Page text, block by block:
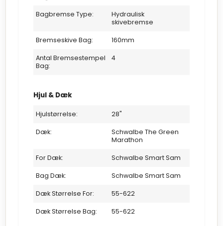
Bagbremse Type:
Hydraulisk
skivebremse
Bremseskive Bag: 160mm
Antal Bremsestempel
Bag:
4
Hjul & Dæk
Hjulstørrelse: 28"
Dæk:
Schwalbe The Green
Marathon
For Dæk: Schwalbe Smart Sam
Bag Dæk: Schwalbe Smart Sam
Dæk Størrelse For: 55-622
Dæk Størrelse Bag: 55-622